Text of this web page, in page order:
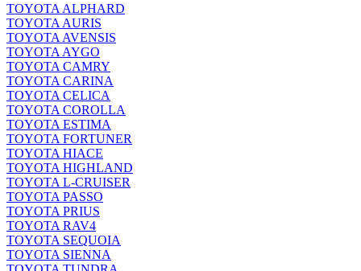
TOYOTA ALPHARD
TOYOTA AURIS
TOYOTA AVENSIS
TOYOTA AYGO
TOYOTA CAMRY
TOYOTA CARINA
TOYOTA CELICA
TOYOTA COROLLA
TOYOTA ESTIMA
TOYOTA FORTUNER
TOYOTA HIACE
TOYOTA HIGHLAND
TOYOTA L-CRUISER
TOYOTA PASSO
TOYOTA PRIUS
TOYOTA RAV4
TOYOTA SEQUOIA
TOYOTA SIENNA